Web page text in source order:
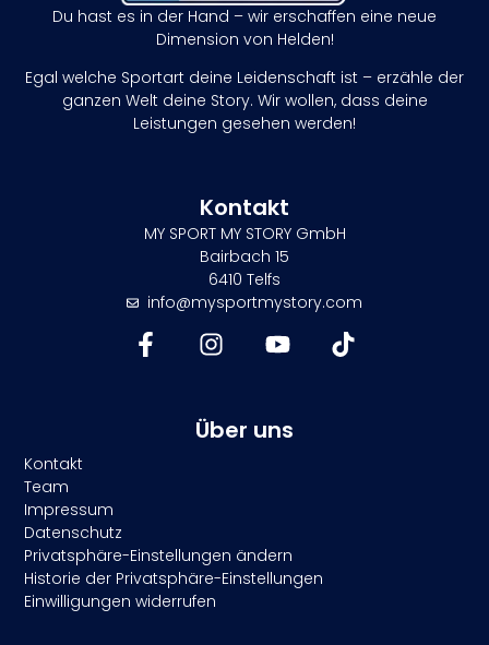
Du hast es in der Hand – wir erschaffen eine neue
Dimension von Helden!
Egal welche Sportart deine Leidenschaft ist – erzähle der
ganzen Welt deine Story. Wir wollen, dass deine
Leistungen gesehen werden!
Kontakt
MY SPORT MY STORY GmbH
Bairbach 15
6410 Telfs
info@mysportmystory.com
Über uns
Kontakt
Team
Impressum
Datenschutz
Privatsphäre-Einstellungen ändern
Historie der Privatsphäre-Einstellungen
Einwilligungen widerrufen